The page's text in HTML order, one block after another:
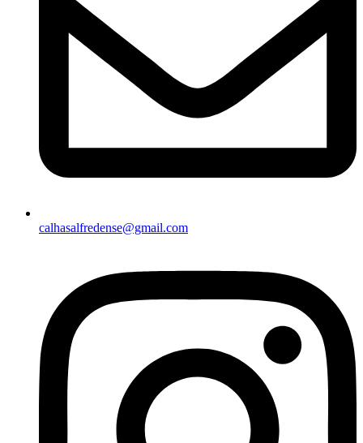
calhasalfredense@gmail.com